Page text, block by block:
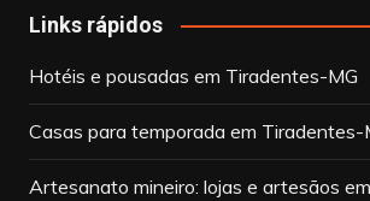
Links rápidos
Hotéis e pousadas em Tiradentes-MG
Casas para temporada em Tiradentes-
Artesanato mineiro: lojas e artesãos